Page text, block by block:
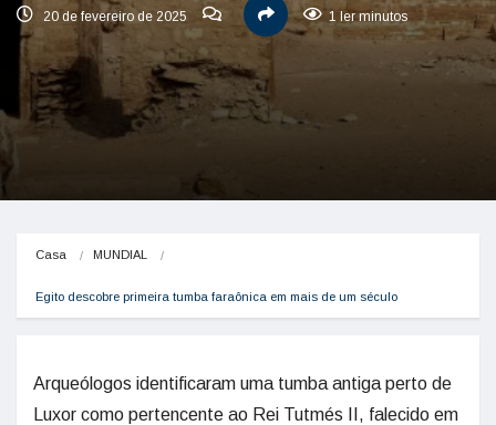
20 de fevereiro de 2025 1 ler minutos
Casa MUNDIAL
Egito descobre primeira tumba faraônica em mais de um século
Arqueólogos identificaram uma tumba antiga perto de
Luxor como pertencente ao Rei Tutmés II, falecido em